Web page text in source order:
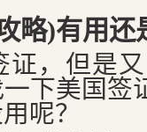
略)有用还
证，但是
下美国签
呢？